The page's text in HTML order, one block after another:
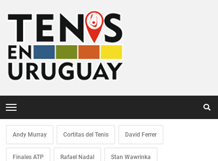
Andy Murray Cortitas del Tenis David Ferrer
Finales ATP Rafael Nadal Stan Wawrinka